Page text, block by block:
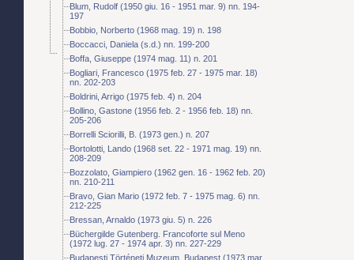
Blum, Rudolf (1950 giu. 16 - 1951 mar. 9) nn. 194-
197
Bobbio, Norberto (1968 mag. 19) n. 198
Boccacci, Daniela (s.d.) nn. 199-200
Boffa, Giuseppe (1974 mag. 11) n. 201
Bogliari, Francesco (1975 feb. 27 - 1975 mar. 18)
nn. 202-203
Boldrini, Arrigo (1975 feb. 4) n. 204
Bollino, Gastone (1956 feb. 2 - 1956 feb. 18) nn.
205-206
Borrelli Sciorilli, B. (1973 gen.) n. 207
Bortolotti, Lando (1968 set. 22 - 1971 mag. 19) nn.
208-209
Bozzolato, Giampiero (1962 gen. 16 - 1962 feb. 20)
nn. 210-211
Bravo, Gian Mario (1972 feb. 7 - 1975 mag. 6) nn.
212-225
Bressan, Arnaldo (1973 giu. 5) n. 226
Büchergilde Gutenberg. Francoforte sul Meno
(1972 lug. 27 - 1974 apr. 3) nn. 227-229
Budapesti Történeti Muzeum. Budapest (1973 mar.